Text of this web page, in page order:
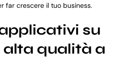
far crescere il tuo business.
su
alta qualità a